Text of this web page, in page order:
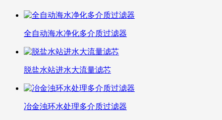
全自动海水净化多介质过滤器
脱盐水站进水大流量滤芯
冶金浊环水处理多介质过滤器